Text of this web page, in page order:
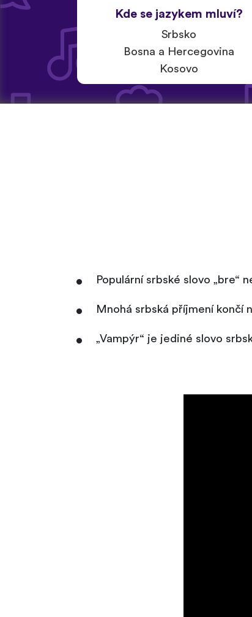
Kde se jazykem mluví?
Srbsko
Bosna a Hercegovina
Kosovo
Populární srbské slovo „bre“
Mnohá srbská příjmení končí
„Vampýr“ je jediné slovo